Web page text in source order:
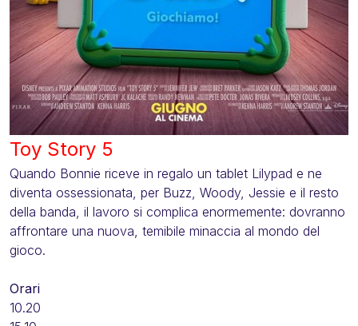
Toy Story 5
Quando Bonnie riceve in regalo un tablet Lilypad e ne
diventa ossessionata, per Buzz, Woody, Jessie e il resto
della banda, il lavoro si complica enormemente: dovranno
affrontare una nuova, temibile minaccia al mondo del
gioco.
Orari
10.20